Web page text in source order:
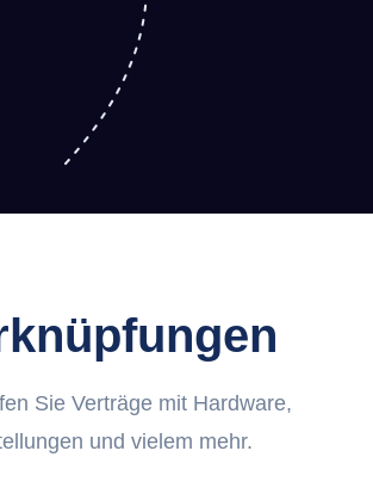
Sie Verträge mit Hardware,
und vielem mehr.